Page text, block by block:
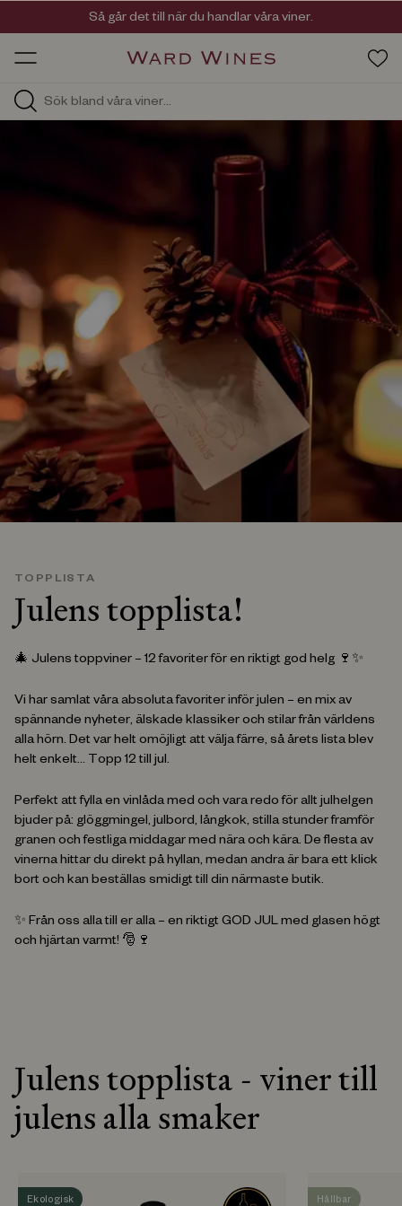
HOS
Viner med kvalitet, ursprung & personlighet
Så går det till när du handlar våra viner.
TOPPLISTA
Julens topplista!
🎄 Julens toppviner – 12 favoriter för en riktigt god helg 🍷✨
Vi har samlat våra absoluta favoriter inför julen – en mix av
spännande nyheter, älskade klassiker och stilar från världens
alla hörn. Det var helt omöjligt att välja färre, så årets lista blev
helt enkelt… Topp 12 till jul.
Perfekt att fylla en vinlåda med och vara redo för allt julhelgen
bjuder på: glöggmingel, julbord, långkok, stilla stunder framför
granen och festliga middagar med nära och kära. De flesta av
vinerna hittar du direkt på hyllan, medan andra är bara ett klick
bort och kan beställas smidigt till din närmaste butik.
✨ Från oss alla till er alla – en riktigt GOD JUL med glasen högt
och hjärtan varmt! 🎅🍷
Julens topplista - viner till
julens alla smaker
Ekologisk Hållbar